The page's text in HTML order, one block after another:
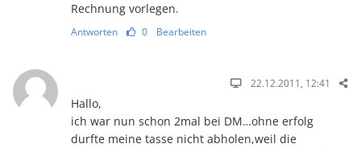
Rechnung vorlegen.
Antworten 0 Bearbeiten
22.12.2011, 12:41
Hallo,
ich war nun schon 2mal bei DM…ohne erfolg
durfte meine tasse nicht abholen,weil die